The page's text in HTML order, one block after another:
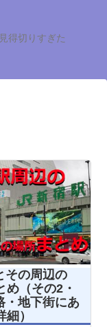
得切りすぎた
その周辺の
め（その2・
・地下街にあ
細）